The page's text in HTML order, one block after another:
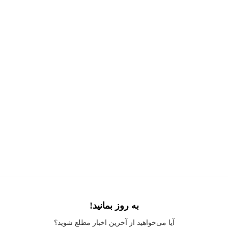
Application error: a client
-side exception has occurred while loading
به روز بمانید!
آیا می‌خواهید از آخرین اخبار مطلع شوید؟